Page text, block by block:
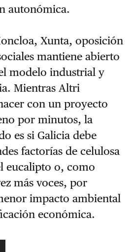
autonómica.
Xunta, oposición
mantiene abierto
modelo industrial y
Mientras Altri
con un proyecto
por minutos, la
es si Galicia debe
factorías de celulosa
eucalipto o, como
más voces, por
impacto ambiental
económica.